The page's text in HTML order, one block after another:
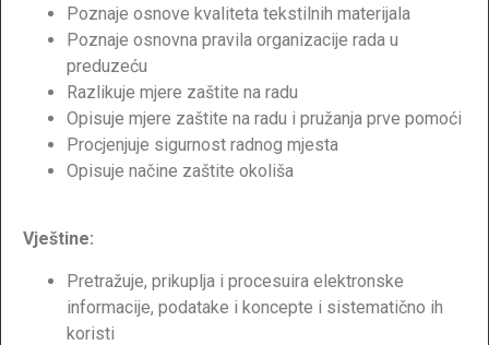
Poznaje osnove kvaliteta tekstilnih materijala
Poznaje osnovna pravila organizacije rada u
preduzeću
Razlikuje mjere zaštite na radu
Opisuje mjere zaštite na radu i pružanja prve pomoći
Procjenjuje sigurnost radnog mjesta
Opisuje načine zaštite okoliša
Vještine:
Pretražuje, prikuplja i procesuira elektronske
informacije, podatake i koncepte i sistematično ih
koristi